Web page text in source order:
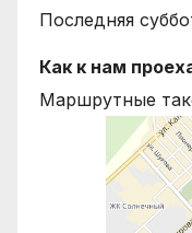
Последняя
Как к нам
Маршрутные